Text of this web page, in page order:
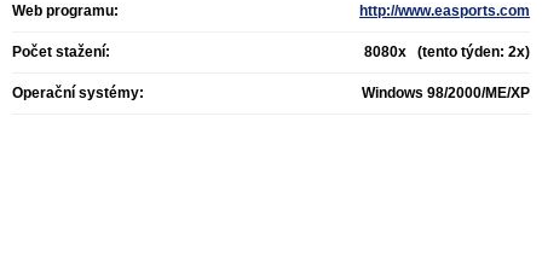
Web programu: http://www.easports.com
Počet stažení: 8080x (tento týden: 2x)
Operační systémy: Windows 98/2000/ME/XP